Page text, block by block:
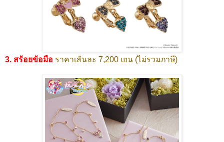
3. สร้อยข้อมือ ราคาเส้นละ 7,200 เยน (ไม่รวมภาษี)